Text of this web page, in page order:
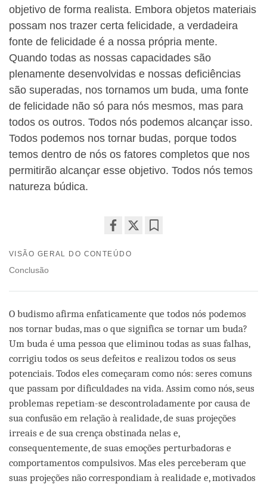
objetivo de forma realista. Embora objetos materiais
possam nos trazer certa felicidade, a verdadeira
fonte de felicidade é a nossa própria mente.
Quando todas as nossas capacidades são
plenamente desenvolvidas e nossas deficiências
são superadas, nos tornamos um buda, uma fonte
de felicidade não só para nós mesmos, mas para
todos os outros. Todos nós podemos alcançar isso.
Todos podemos nos tornar budas, porque todos
temos dentro de nós os fatores completos que nos
permitirão alcançar esse objetivo. Todos nós temos
natureza búdica.
on
VISÃO GERAL DO CONTEÚDO
Conclusão
O budismo afirma enfaticamente que todos nós podemos
nos tornar budas, mas o que significa se tornar um buda?
Um buda é uma pessoa que eliminou todas as suas falhas,
corrigiu todos os seus defeitos e realizou todos os seus
potenciais. Todos eles começaram como nós: seres comuns
que passam por dificuldades na vida. Assim como nós, seus
problemas repetiam-se descontroladamente por causa de
sua confusão em relação à realidade, de suas projeções
irreais e de sua crença obstinada nelas e,
consequentemente, de suas emoções perturbadoras e
comportamentos compulsivos. Mas eles perceberam que
suas projeções não correspondiam à realidade e, motivados